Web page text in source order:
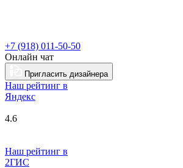
+7 (918) 011-50-50
Онлайн чат
Пригласить дизайнера
Наш рейтинг в
Яндекс
4.6
Наш рейтинг в
2ГИС